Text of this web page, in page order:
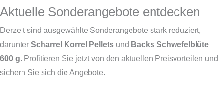
Aktuelle Sonderangebote entdecken
Derzeit sind ausgewählte Sonderangebote stark reduziert,
darunter Scharrel Korrel Pellets und Backs Schwefelblüte
600 g. Profitieren Sie jetzt von den aktuellen Preisvorteilen und
sichern Sie sich die Angebote.